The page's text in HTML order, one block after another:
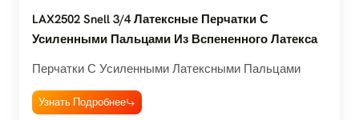
LAX2502 Snell 3/4 Латексные Перчатки С
Усиленными Пальцами Из Вспененного Латекса
Перчатки С Усиленными Латексными Пальцами
Узнать Подробнее